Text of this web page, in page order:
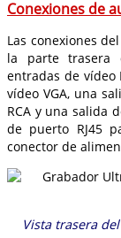
Conexiones de
Las conexiones
la parte trasera
entradas de vídeo
vídeo VGA, una
RCA y una salida
de puerto RJ45
conector de
Vista trasera